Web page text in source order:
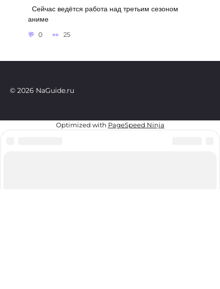
Сейчас ведётся работа над третьим сезоном
аниме
0 25
© 2026 NaGuide.ru
Optimized with PageSpeed Ninja